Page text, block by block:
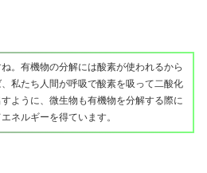
。有機物の分解には酸素が使われるから
私たち人間が呼吸で酸素を吸って二酸化
ように、微生物も有機物を分解する際に
ネルギーを得ています。